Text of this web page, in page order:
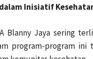
Inisiatif
Blanny Jaya sering
program-program